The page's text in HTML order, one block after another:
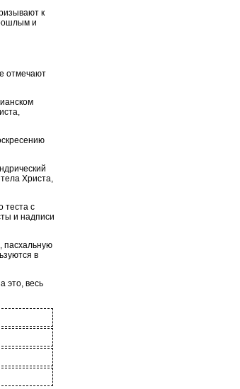
к
и
отмечают
Христа,
теста с
и надписи
пасхальную
в
это, весь